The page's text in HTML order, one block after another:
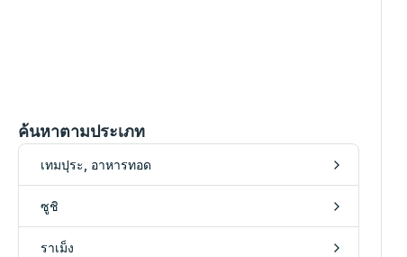
ค้นหาตามประเภท
เทมปุระ, อาหารทอด
ซูชิ
ราเม็ง